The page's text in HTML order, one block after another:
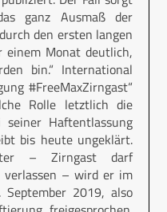
ganz Ausmaß der
den ersten langen
einem Monat deutlich,
bin.“ International
#FreeMaxZirngast“
Rolle letztlich die
seiner Haftentlassung
bis heute ungeklärt.
– Zirngast darf
verlassen – wird er im
September 2019, also